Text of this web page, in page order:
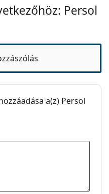
előtt olvasd el a
Persol
a(z) Persol